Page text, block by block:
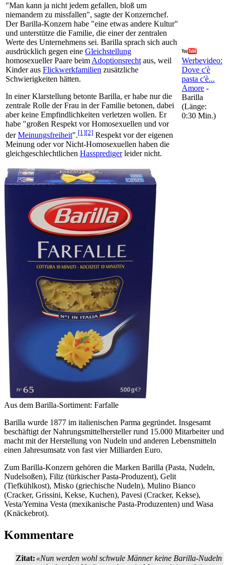
"Man kann ja nicht jedem gefallen, bloß um
niemandem zu missfallen", sagte der Konzernchef.
Der Barilla-Konzern habe "eine etwas andere Kultur"
und unterstütze die Familie, die einer der zentralen
Werte des Unternehmens sei. Barilla sprach sich auch
ausdrücklich gegen eine Gleichstellung
homosexueller Paare beim Adoptionsrecht aus, weil
Kinder aus Flickwerkfamilien zusätzliche
Schwierigkeiten hätten.
In einer Klarstellung betonte Barilla, er habe nur die
zentrale Rolle der Frau in der Familie betonen, dabei
aber keine Empfindlichkeiten verletzen wollen. Er
habe "großen Respekt vor Homosexuellen und vor
derMeinungsfreiheit".[1][2] Respekt vor der eigenen
Meinung oder vor Nicht-Homosexuellen haben die
gleichgeschlechtlichen Hasspredigerleider nicht.
Werbevideo:
Dove c'è
pasta c'è...
Amore -
Barilla
(Länge:
0:30 Min.)
Aus dem Barilla-Sortiment: Farfalle
Barilla wurde 1877 im italienischen Parma gegründet. Insgesamt
beschäftigt der Nahrungs­mittel­hersteller rund 15.000 Mitarbeiter und
macht mit der Herstellung von Nudeln und anderen Lebensmitteln
einen Jahresumsatz von fast vier Milliarden Euro.
Zum Barilla-Konzern gehören die Marken Barilla (Pasta, Nudeln,
Nudelsoßen), Filiz (türkischer Pasta-Produzent), Gelit
(Tiefkühlkost), Misko (griechische Nudeln), Mulino Bianco
(Cracker, Grissini, Kekse, Kuchen), Pavesi (Cracker, Kekse),
Vesta/Yemina Vesta (mexikanische Pasta-Produzenten) und Wasa
(Knäckebrot).
Kommentare
Zitat: «Nun werden wohl schwule Männer keine Barilla-Nudeln